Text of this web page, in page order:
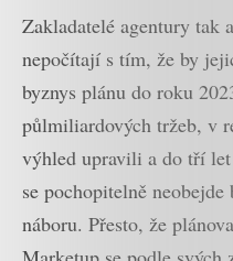
Zakladatelé agentury tak
nepočítají s tím, že by
byznys plánu do roku
půlmiliardových tržeb, v
výhled upravili a do tří
se pochopitelně
náboru. Přesto, že